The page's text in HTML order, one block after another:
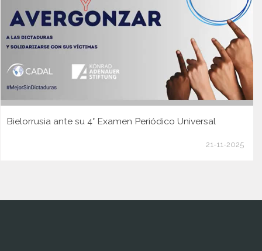
Bielorrusia ante su 4° Examen Periódico Universal
21-11-2025